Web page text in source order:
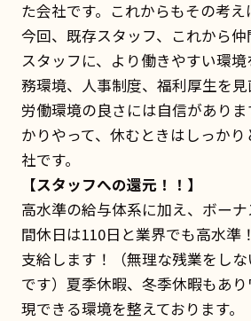
た会社です。これからもその考え
今回、既存スタッフ、これから仲
スタッフに、より働きやすい環
務環境、人事制度、福利厚生を見
労働環境の良さには自信があり
かりやって、休むときはしっか
社です。
【スタッフへの還元！！】
高水準の給与体系に加え、ボー
間休日は110日と業界でも高水準
支給します！（無理な残業をし
です）夏季休暇、冬季休暇もあ
現できる環境を整えております。